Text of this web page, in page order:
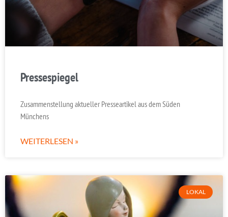
Pressespiegel
Zusammenstellung aktueller Presseartikel aus dem Süden
Münchens
WEITERLESEN »
LOKAL